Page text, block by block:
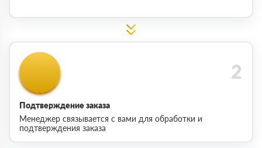
Подтверждение заказа
Менеджер связывается с вами для обработки и
подтверждения заказа